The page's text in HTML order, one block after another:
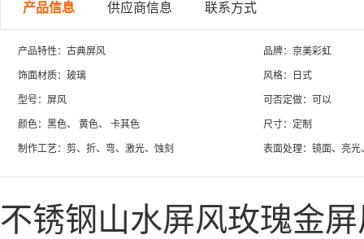
产品信息 供应商信息 联系方式
产品特性：古典屏风 品牌：京美彩虹
饰面材质：玻璃 风格：日式
型号：屏风 可否定做：可以
颜色：黑色、 黄色、 卡其色 尺寸：定制
制作工艺：剪、折、弯、激光、蚀刻 表面处理：镜面、亮光
不锈钢山水屏风玫瑰金